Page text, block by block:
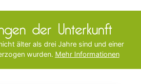
der Unterkunft
älter als drei Jahre sind und einer
wurden. Mehr Informationen